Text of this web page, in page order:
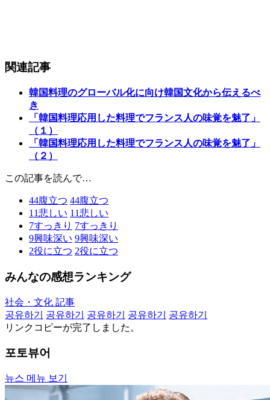
関連記事
韓国料理のグローバル化に向け韓国文化から伝えるべ
き
「韓国料理応用した料理でフランス人の味覚を魅了」
（１）
「韓国料理応用した料理でフランス人の味覚を魅了」
（２）
この記事を読んで…
44腹立つ 44腹立つ
11悲しい 11悲しい
7すっきり 7すっきり
9興味深い 9興味深い
2役に立つ 2役に立つ
みんなの感想ランキング
社会・文化 記事
공유하기
공유하기 공유하기 공유하기
공유하기
リンクコピーが完了しました。
포토뷰어
뉴스 메뉴 보기